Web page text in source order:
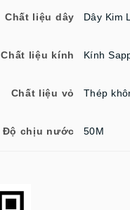
Chất liệu dây Dây Kim
Chất liệu kính Kính
Chất liệu vỏ Thép
Độ chịu nước 50M